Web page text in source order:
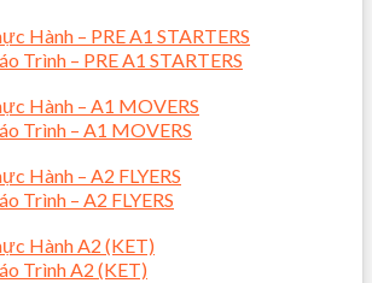
Hành – PRE A1 STARTERS
Trình – PRE A1 STARTERS
Hành – A1 MOVERS
Trình – A1 MOVERS
Hành – A2 FLYERS
Trình – A2 FLYERS
Hành A2 (KET)
Trình A2 (KET)